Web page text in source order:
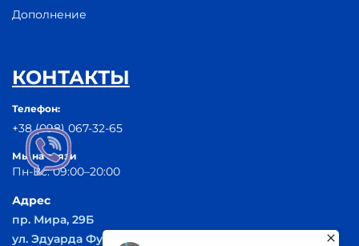
Дополнение
КОНТАКТЫ
Телефон:
+38 (098) 067-32-65
Мы на связи
Пн-Вс: 09:00–20:00
Адрес
пр. Мира, 29Б
ул. Эдуарда Фукса 55